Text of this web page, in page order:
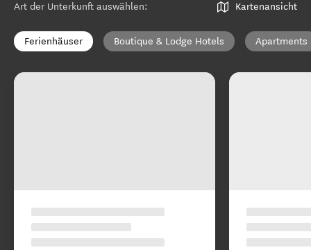
Art der Unterkunft auswählen: Kartenansicht
Ferienhäuser Boutique & Lodge Hotels Apartments